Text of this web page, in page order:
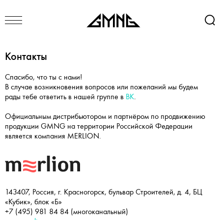
Контакты
Спасибо, что ты с нами!
В случае возникновения вопросов или пожеланий мы будем
рады тебе ответить в нашей группе в ВК.
Официальным дистрибьютором и партнёром по продвижению
продукции GMNG на территории Российской Федерации
является компания MERLION.
143407, Россия, г. Красногорск, бульвар Строителей, д. 4, БЦ
«Кубик», блок «Б»
+7 (495) 981 84 84 (многоканальный)